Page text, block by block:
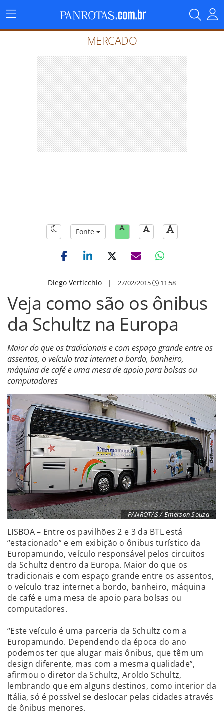
Menu
Principal
MERCADO
Fonte
Diego Verticchio | 27/02/2015 11:58
Veja como são os ônibus
da Schultz na Europa
Maior do que os tradicionais e com espaço grande entre os
assentos, o veículo traz internet a bordo, banheiro,
máquina de café e uma mesa de apoio para bolsas ou
computadores
PANROTAS / Emerson Souza
LISBOA – Entre os pavilhões 2 e 3 da BTL está
“estacionado” e em exibição o ônibus turístico da
Europamundo, veículo responsável pelos circuitos
da Schultz dentro da Europa. Maior do que os
tradicionais e com espaço grande entre os assentos,
o veículo traz internet a bordo, banheiro, máquina
de café e uma mesa de apoio para bolsas ou
computadores.
“Este veículo é uma parceria da Schultz com a
Europamundo. Dependendo da época do ano
podemos ter que alugar mais ônibus, que têm um
design diferente, mas com a mesma qualidade”,
afirmou o diretor da Schultz, Aroldo Schultz,
lembrando que em alguns destinos, como interior da
Itália, só é possível se deslocar pelas cidades através
de ônibus menores.